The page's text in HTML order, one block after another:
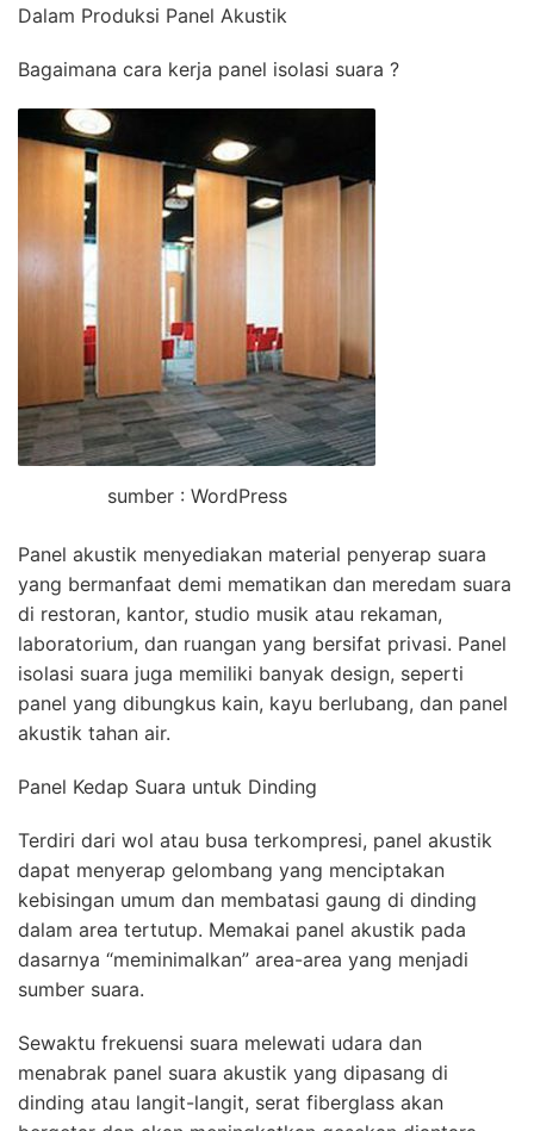
Dalam Produksi Panel Akustik
Bagaimana cara kerja panel isolasi suara ?
sumber : WordPress
Panel akustik menyediakan material penyerap suara
yang bermanfaat demi mematikan dan meredam suara
di restoran, kantor, studio musik atau rekaman,
laboratorium, dan ruangan yang bersifat privasi. Panel
isolasi suara juga memiliki banyak design, seperti
panel yang dibungkus kain, kayu berlubang, dan panel
akustik tahan air.
Panel Kedap Suara untuk Dinding
Terdiri dari wol atau busa terkompresi, panel akustik
dapat menyerap gelombang yang menciptakan
kebisingan umum dan membatasi gaung di dinding
dalam area tertutup. Memakai panel akustik pada
dasarnya “meminimalkan” area-area yang menjadi
sumber suara.
Sewaktu frekuensi suara melewati udara dan
menabrak panel suara akustik yang dipasang di
dinding atau langit-langit, serat fiberglass akan